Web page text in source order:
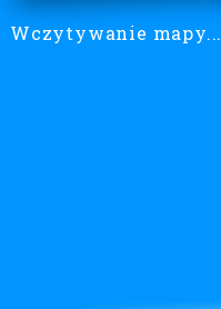
Wczytywanie mapy...